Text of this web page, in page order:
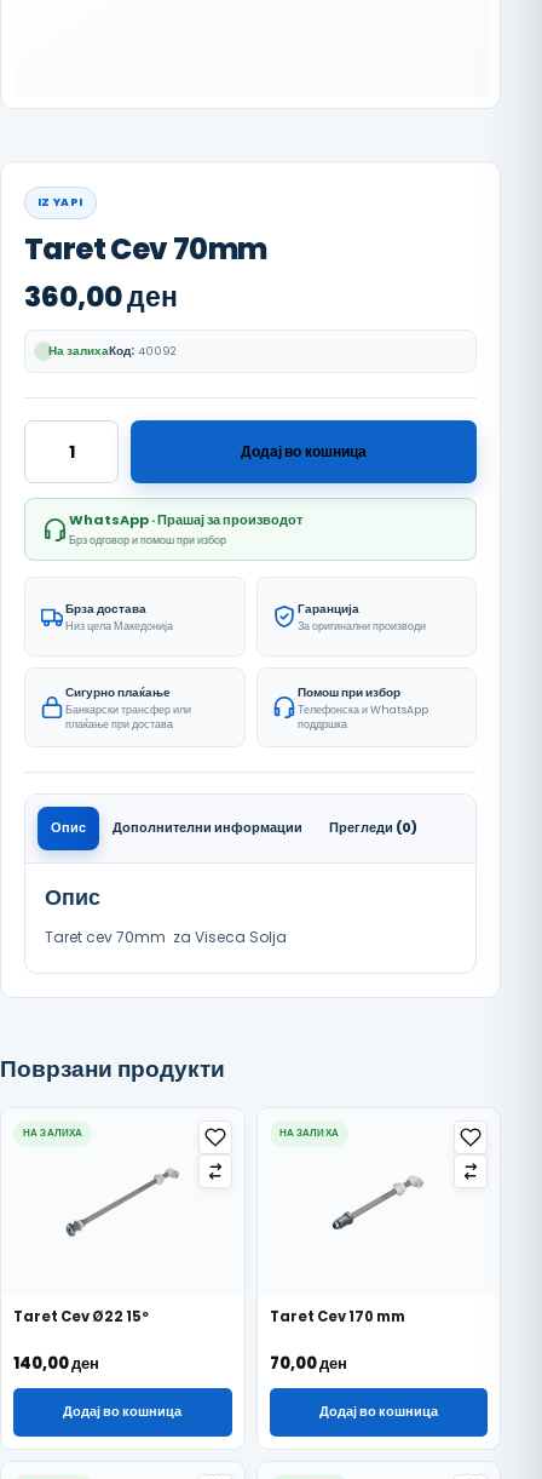
IZ YAPI
Taret Cev 70mm
360,00ден
На залихаКод: 40092
Taret Cev 70mm количина
Додај во кошница
WhatsApp · Прашај за производот
Брз одговор и помош при избор
Брза достава
Низ цела Македонија
Гаранција
За оригинални производи
Сигурно плаќање
Банкарски трансфер или
плаќање при достава
Помош при избор
Телефонска и WhatsApp
поддршка
Опис Дополнителни информации Прегледи (0)
Опис
Taret cev 70mm za Viseca Solja
Поврзани продукти
НА ЗАЛИХА
Taret Cev Ø22 15º
140,00ден
Додај во кошница
НА ЗАЛИХА
Taret Cev 170 mm
70,00ден
Додај во кошница